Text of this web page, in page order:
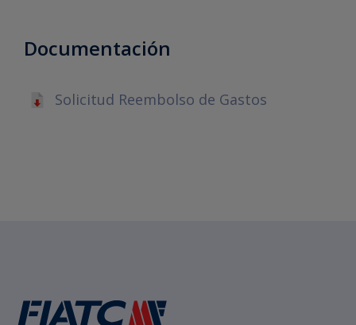
Documentación
Solicitud Reembolso de Gastos